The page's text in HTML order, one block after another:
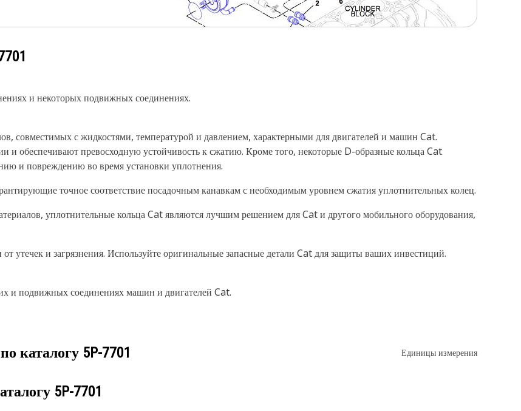
и некоторых подвижных соединениях.
совместимых с жидкостями, температурой и давлением, характерными для двигателей и машин Cat.
обеспечивают превосходную устойчивость к сжатию. Кроме того, некоторые D-образные кольца Cat
и повреждению во время установки уплотнения.
точное соответствие посадочным канавкам с необходимым уровнем сжатия уплотнительных колец.
уплотнительные кольца Cat являются лучшим решением для Cat и другого мобильного оборудования,
утечек и загрязнения. Используйте оригинальные запасные детали Cat для защиты ваших инвестиций.
и подвижных соединениях машин и двигателей Cat.
каталогу 5P-7701 Единицы измерения
5P-7701